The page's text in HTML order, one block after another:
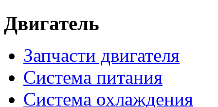
Двигатель
Запчасти двигателя
Система питания
Система охлаждения